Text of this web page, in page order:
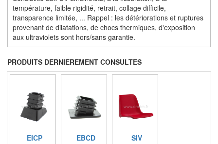
température, faible rigidité, retrait, collage difficile,
transparence limitée, ... Rappel : les détériorations et ruptures
provenant de dilatations, de chocs thermiques, d'exposition
aux ultraviolets sont hors/sans garantie.
PRODUITS DERNIEREMENT CONSULTES
EICP EBCD SIV